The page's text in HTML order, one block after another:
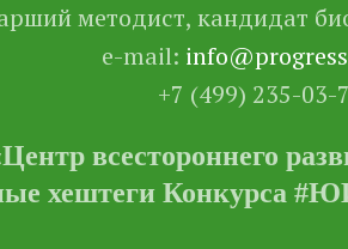
методист, кандидат
e-mail:
+7 (499) 235-03-
всестороннего
хештеги Конкурса